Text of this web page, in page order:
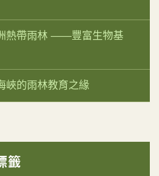
熱帶雨林 ——豐富生物基
峽的雨林教育之緣
籤